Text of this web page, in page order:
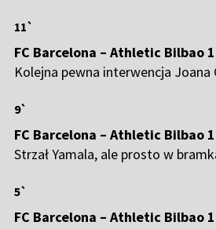
11`
FC Barcelona – Athletic Bilbao
Kolejna pewna interwencja Joana
9`
FC Barcelona – Athletic Bilbao
Strzał Yamala, ale prosto w
5`
FC Barcelona – Athletic Bilbao